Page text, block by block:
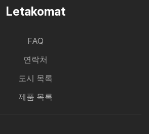
Letakomat
FAQ
연락처
도시 목록
제품 목록